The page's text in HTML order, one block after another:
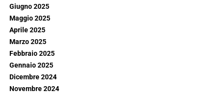
Giugno 2025
Maggio 2025
Aprile 2025
Marzo 2025
Febbraio 2025
Gennaio 2025
Dicembre 2024
Novembre 2024